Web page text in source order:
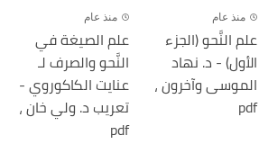
منذ عام
علم النَّحو (الجزء
الأول) - د. نهاد
الموسى وآخرون ،
pdf
منذ عام
علم الصيغة في
النَّحو والصرف لـ
عنايت الكاكوروي -
تعريب د. ولي خان ،
pdf